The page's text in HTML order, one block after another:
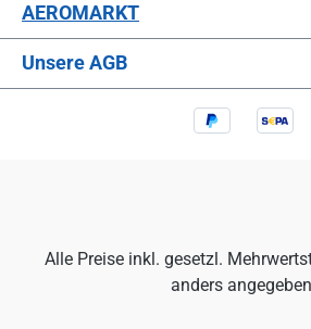
AEROMARKT
Unsere AGB
Alle Preise inkl. gesetzl.
anders